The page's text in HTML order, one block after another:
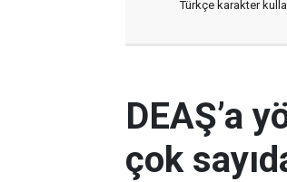
Türkçe karakter
DEAŞ’a
çok